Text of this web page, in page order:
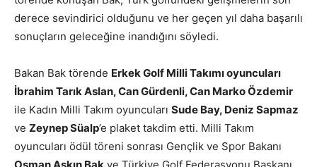
derece sevindirici olduğunu ve her geçen yıl daha başarılı
sonuçların geleceğine inandığını söyledi.
Bakan Bak törende Erkek Golf Milli Takımı oyuncuları
İbrahim Tarık Aslan, Can Gürdenli, Can Marko Özdemir
ile Kadın Milli Takım oyuncuları Sude Bay, Deniz Sapmaz
ve Zeynep Süalp’e plaket takdim etti. Milli Takım
oyuncuları ödül töreni sonrası Gençlik ve Spor Bakanı